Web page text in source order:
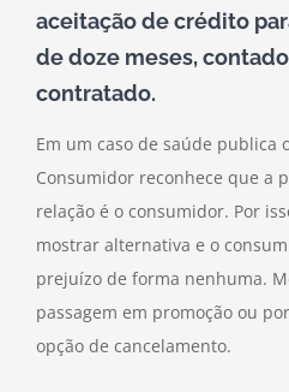
aceitação de crédito
de doze meses,
contratado.
Em um caso de saúde publica
Consumidor reconhece que a
relação é o consumidor. Por
mostrar alternativa e o
prejuízo de forma nenhuma.
passagem em promoção ou
opção de cancelamento.